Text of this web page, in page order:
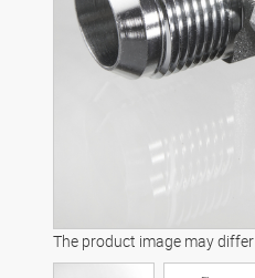
The product image may differ